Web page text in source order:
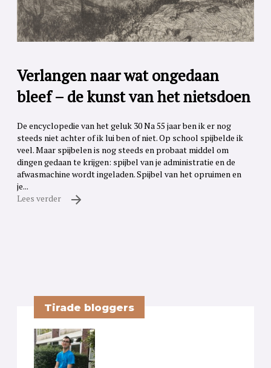
Verlangen naar wat ongedaan
bleef – de kunst van het nietsdoen
De encyclopedie van het geluk 30 Na 55 jaar ben ik er nog
steeds niet achter of ik lui ben of niet. Op school spijbelde ik
veel. Maar spijbelen is nog steeds en probaat middel om
dingen gedaan te krijgen: spijbel van je administratie en de
afwasmachine wordt ingeladen. Spijbel van het opruimen en
je...
Lees verder
Tirade bloggers